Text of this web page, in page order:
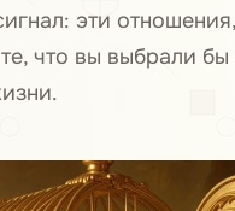
эти отношения,
что вы выбрали бы